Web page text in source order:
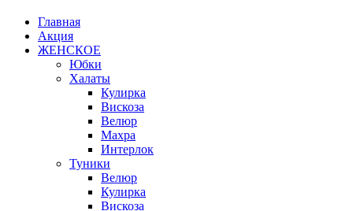
Главная
Акция
ЖЕНСКОЕ
Юбки
Халаты
Кулирка
Вискоза
Велюр
Махра
Интерлок
Туники
Велюр
Кулирка
Вискоза